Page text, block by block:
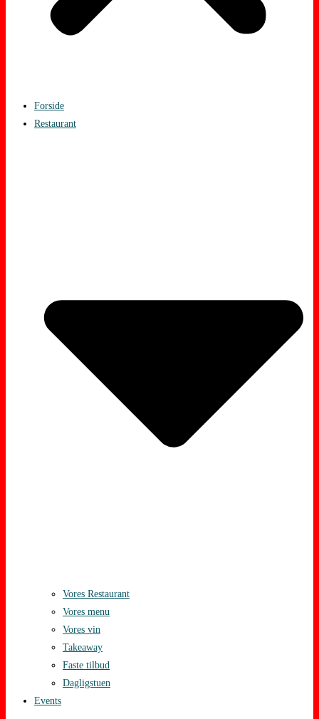
Forside
Restaurant
Vores Restaurant
Vores menu
Vores vin
Takeaway
Faste tilbud
Dagligstuen
Events